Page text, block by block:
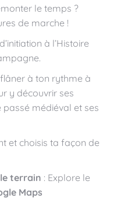
le temps ?
de marche !
à l’Histoire
à ton rythme à
y découvrir ses
passé médiéval et ses
et choisis ta façon de
terrain : Explore le
Maps